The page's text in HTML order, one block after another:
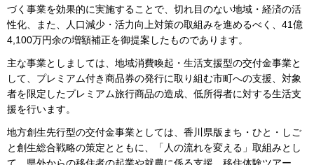
づく事業を効果的に実施することで、切れ目のない地域・経済の活
性化、また、人口減少・活力向上対策の取組みを進めるべく、41億
4,100万円余の増額補正を御提案したものであります。
主な事業としましては、地域消費喚起・生活支援型の交付金事業と
して、プレミアム付き商品券の発行に取り組む市町への支援、対象
者を限定したプレミアム旅行商品の造成、低所得者に対する生活支
援を行います。
地方創生先行型の交付金事業としては、香川県版まち・ひと・しご
と創生総合戦略の策定とともに、「人の流れを変える」取組みとし